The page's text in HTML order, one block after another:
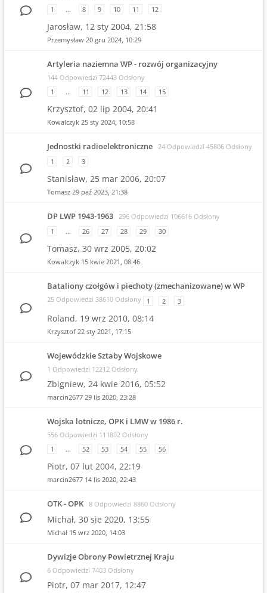
1
… 8 9 10 11 12
Jarosław, 12 sty 2004, 21:58
Przemysław 20 gru 2024, 10:29
Artyleria naziemna WP - rozwój organizacyjny
144 Odpowiedzi 72443 Odsłony
1
… 11 12 13 14 15
Krzysztof, 02 lip 2004, 20:41
Kowalczyk 25 sty 2024, 10:58
Jednostki radioelektroniczne 24 Odpowiedzi 45806 Odsłony
1
2 3
Stanisław, 25 mar 2006, 20:07
Tomasz 29 paź 2023, 21:38
DP LWP 1943-1963 296 Odpowiedzi 106616 Odsłony
1
… 26 27 28 29 30
Tomasz, 30 wrz 2005, 20:02
Kowalczyk 15 kwie 2021, 08:46
Bataliony czołgów i piechoty (zmechanizowane) w WP
25 Odpowiedzi 38610 Odsłony 1 2 3
Roland, 19 wrz 2010, 08:14
Krzysztof 22 sty 2021, 17:15
Wojewódzkie Sztaby Wojskowe
1 Odpowiedzi 12212 Odsłony
Zbigniew, 24 kwie 2016, 05:52
marcin2677 29 lis 2020, 23:28
Wojska lotnicze, OPK i LMW w 1986 r.
556 Odpowiedzi 111802 Odsłony
1
… 52 53 54 55 56
Piotr, 07 lut 2004, 22:19
marcin2677 14 lis 2020, 22:43
OTK - OPK 8 Odpowiedzi 8860 Odsłony
Michał, 30 sie 2020, 13:55
Michał 15 wrz 2020, 14:03
Dywizje Obrony Powietrznej Kraju
6 Odpowiedzi 7403 Odsłony
Piotr, 07 mar 2017, 12:47